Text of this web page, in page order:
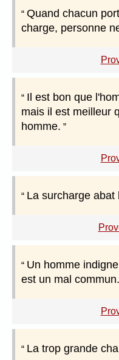
Quand chacun
charge, personne
Il est bon que
mais il est meilleur
homme.
La surcharge abat
Un homme
est un mal commun.
La trop grande